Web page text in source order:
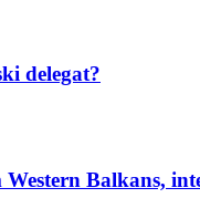
delegat?
Balkans,